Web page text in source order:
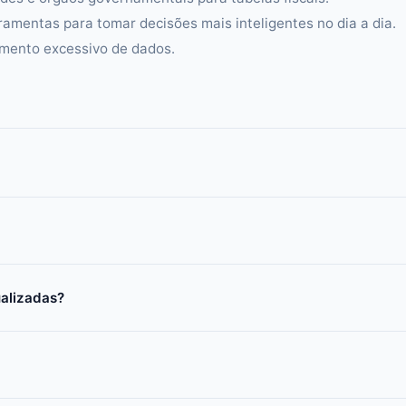
para tomar decisões mais inteligentes no dia a dia.
excessivo de dados.